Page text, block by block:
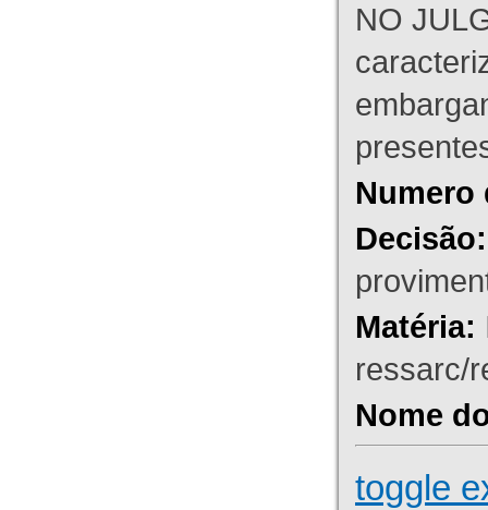
NO
Numero
Decisão:
Matéria:
ressarc/
Nome
toggle